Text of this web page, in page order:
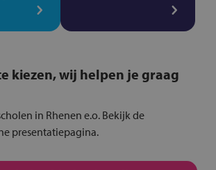
kiezen, wij helpen je graag
in Rhenen e.o. Bekijk de
presentatiepagina.